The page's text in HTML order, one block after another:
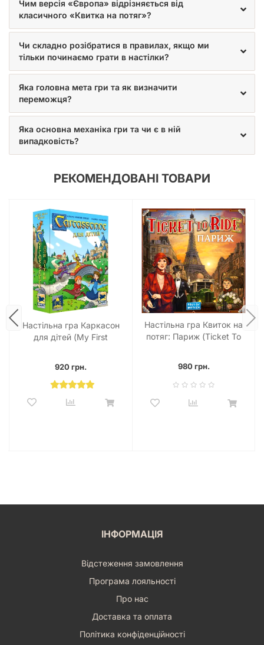
Учасник із найбільшою кількістю переможних очок стає
переможцем у грі.
Чим версія «Європа» відрізняється від
класичного «Квитка на потяг»?
Чи складно розібратися в правилах, якщо ми
тільки починаємо грати в настілки?
Яка головна мета гри та як визначити
переможця?
Яка основна механіка гри та чи є в ній
випадковість?
РЕКОМЕНДОВАНІ ТОВАРИ
Настільна гра Каркасон
для дітей (My First
920 грн.
Настільна гра Квиток на
потяг: Париж (Ticket To
980 грн.
ІНФОРМАЦІЯ
Відстеження замовлення
Програма лояльності
Про нас
Доставка та оплата
Політика конфіденційності